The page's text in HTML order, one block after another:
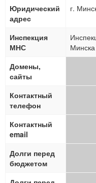
Юридический
адрес
г.
Инспекция
МНС
Домены,
сайты
Контактный
телефон
Контактный
email
Долги перед
бюджетом